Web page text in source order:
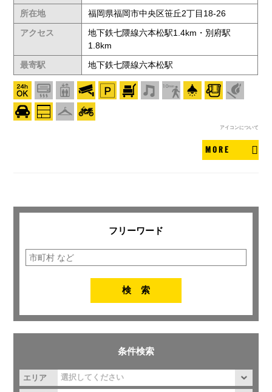
所在地
福岡県福岡市中央区笹丘2丁目18-26
アクセス
地下鉄七隈線六本松駅1.4km・別府駅
1.8km
最寄駅
地下鉄七隈線六本松駅
アイコンについて
MORE
フリーワード
条件検索
エリア